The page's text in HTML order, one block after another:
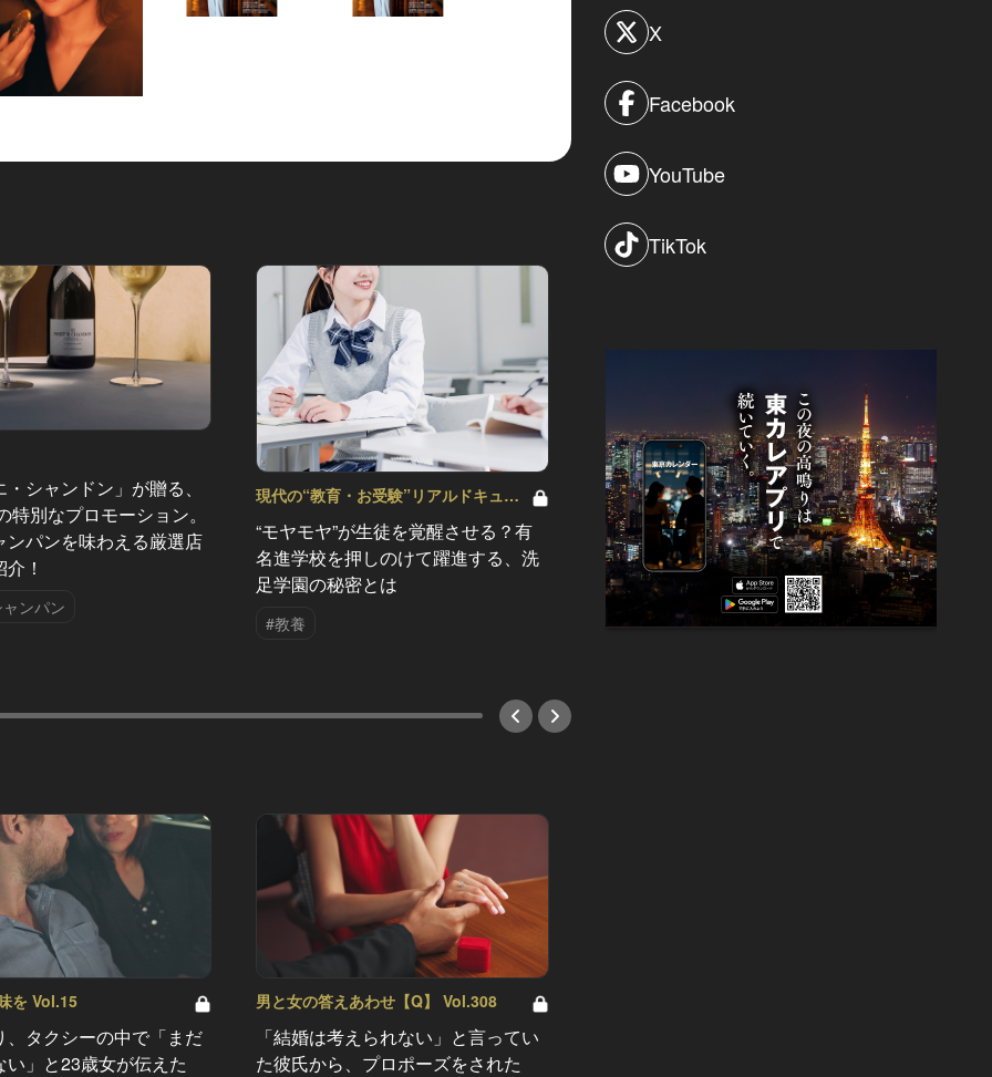
シャンドン」が贈る、
特別なプロモーション。
ンパンを味わえる厳選店
！
ンパン
現代の“教育・お受験”リアルドキュメ
“モヤモヤ”が生徒を覚醒させる？有
名進学校を押しのけて躍進する、洗
足学園の秘密とは
#教養
デキる男のエネルギーチャージ
POWER HOTELS ホテルがサンドイッ
チブームを牽引する！ Vol.3
『パーク ハイアット 東京』のサンド
イッチ、デリバリーできます！
#ハンバーガー
【大人
出合う
ト」3
を Vol.15
、タクシーの中で「まだ
い」と23歳女が伝えた
男と女の答えあわせ【Q】 Vol.308
「結婚は考えられない」と言ってい
た彼氏から、プロポーズをされた
X
Facebook
YouTube
TikTok